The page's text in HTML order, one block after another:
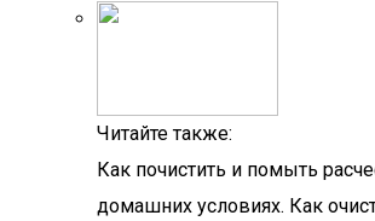
Читайте также:
Как почистить и помыть
домашних условиях. Как